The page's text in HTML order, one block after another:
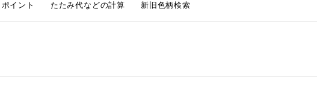
イント たたみ代などの計算 新旧色柄検索